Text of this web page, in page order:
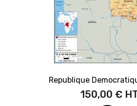
Republique
150,00 €